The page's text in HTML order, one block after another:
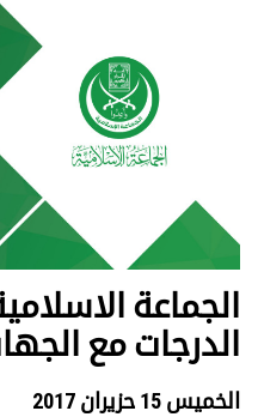
الجماعة
الدرجات مع
الخميس 15 حزيران 2017